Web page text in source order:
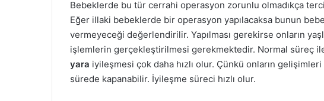
Bebeklerde bu tür cerrahi operasyon zorunlu olmadıkça
Eğer illaki bebeklerde bir operasyon yapılacaksa bunun
vermeyeceği değerlendirilir. Yapılması gerekirse onların
işlemlerin gerçekleştirilmesi gerekmektedir. Normal süreç
yara iyileşmesi çok daha hızlı olur. Çünkü onların gelişimleri
sürede kapanabilir. İyileşme süreci hızlı olur.